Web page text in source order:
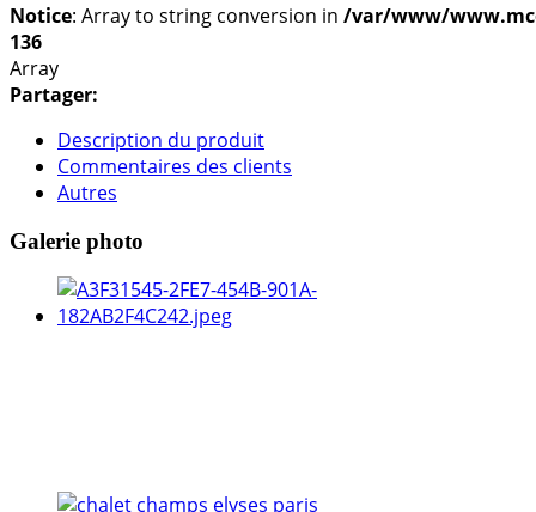
Notice: Array to string conversion in /var/www/
136
Array
Partager:
Description du produit
Commentaires des clients
Autres
Galerie photo